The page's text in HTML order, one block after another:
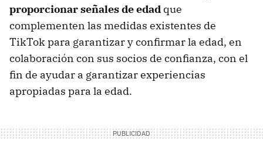
proporcionar señales de edad que
complementen las medidas existentes de
TikTok para garantizar y confirmar la edad, en
colaboración con sus socios de confianza, con el
fin de ayudar a garantizar experiencias
apropiadas para la edad.